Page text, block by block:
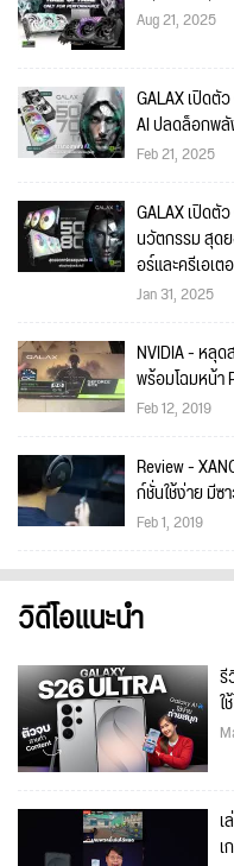
Aug 21, 2025
GALAX เปิดตั
AI ปลดล็อกพลั
Feb 21, 2025
GALAX เปิดตั
นวัตกรรม สุด
อร์และครีเอเต
Jan 31, 2025
NVIDIA - หลุด
พร้อมโฉมหน้า
Feb 12, 2019
Review -
ก์ชั่นใช้ง่าย มี
Feb 1, 2019
วิดีโอแนะนำ
ใ